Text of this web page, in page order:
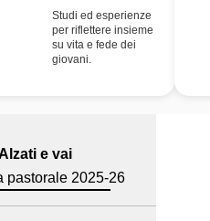
Studi ed esperienze
per riflettere insieme
su vita e fede dei
giovani.
e vai
pastorale 2025-26